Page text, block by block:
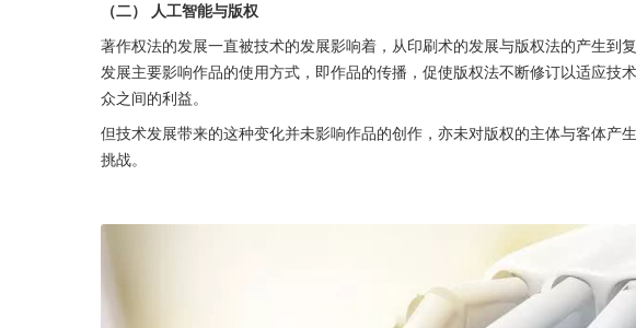
（二） 人工智能与版权
著作权法的发展一直被技术的发展影响着，从印刷术的发展与版权法的产生到
发展主要影响作品的使用方式，即作品的传播，促使版权法不断修订以适应技
众之间的利益。
但技术发展带来的这种变化并未影响作品的创作，亦未对版权的主体与客体产
挑战。